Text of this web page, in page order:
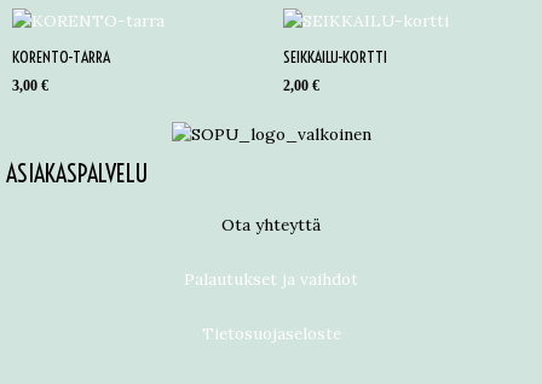
KORENTO-TARRA
3,00 €
SEIKKAILU-KORTTI
2,00 €
ASIAKASPALVELU
Ota yhteyttä
Palautukset ja vaihdot
Tietosuojaseloste